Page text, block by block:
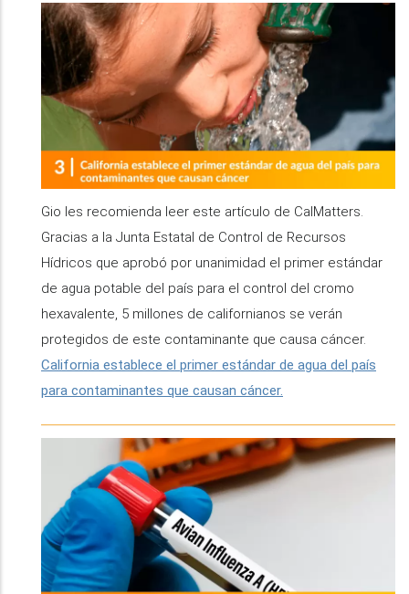
Gio les recomienda leer este artículo de CalMatters.
Gracias a la Junta Estatal de Control de Recursos
Hídricos que aprobó por unanimidad el primer estándar
de agua potable del país para el control del cromo
hexavalente, 5 millones de californianos se verán
protegidos de este contaminante que causa cáncer.
California establece el primer estándar de agua del país
para contaminantes que causan cáncer.